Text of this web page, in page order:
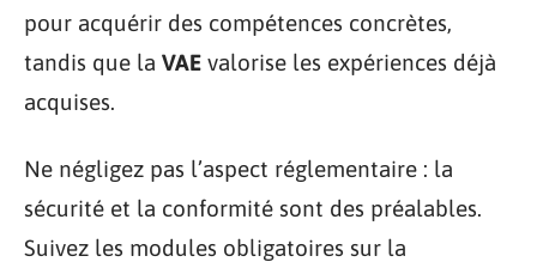
pour acquérir des compétences concrètes,
tandis que la VAE valorise les expériences déjà
acquises.
Ne négligez pas l’aspect réglementaire : la
sécurité et la conformité sont des préalables.
Suivez les modules obligatoires sur la